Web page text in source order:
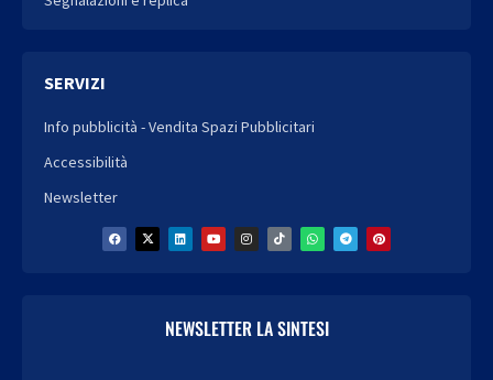
SERVIZI
Info pubblicità - Vendita Spazi Pubblicitari
Accessibilità
Newsletter
NEWSLETTER LA SINTESI